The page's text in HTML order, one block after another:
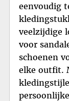
eenvoudig
veelzijdige
voor
schoenen
elke outfit.